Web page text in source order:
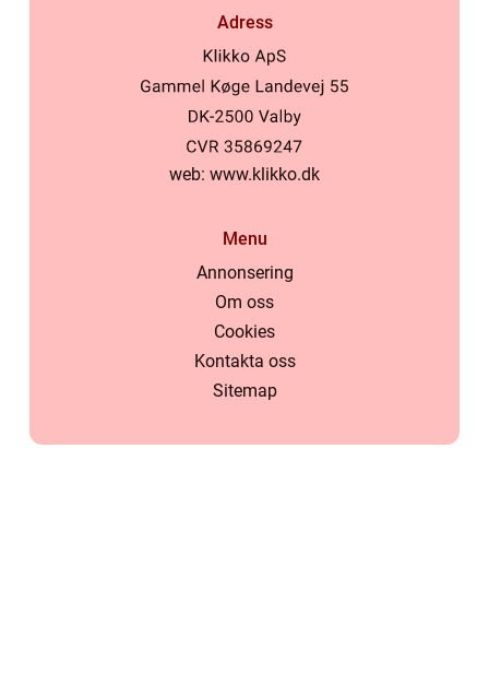
Adress
web: www.klikko.dk
Menu
Annonsering
Om oss
Cookies
Kontakta oss
Sitemap